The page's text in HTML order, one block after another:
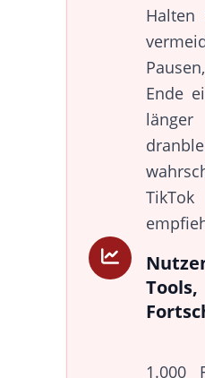
Halten
Ende
1.000